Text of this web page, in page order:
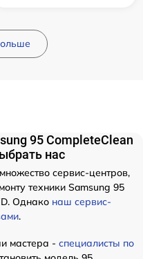
95 CompleteClean
нас
сервис-центров,
техники Samsung 95
Однако наш сервис-
.
мастера - специалисты по